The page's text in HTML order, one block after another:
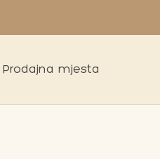
Prodajna mjesta